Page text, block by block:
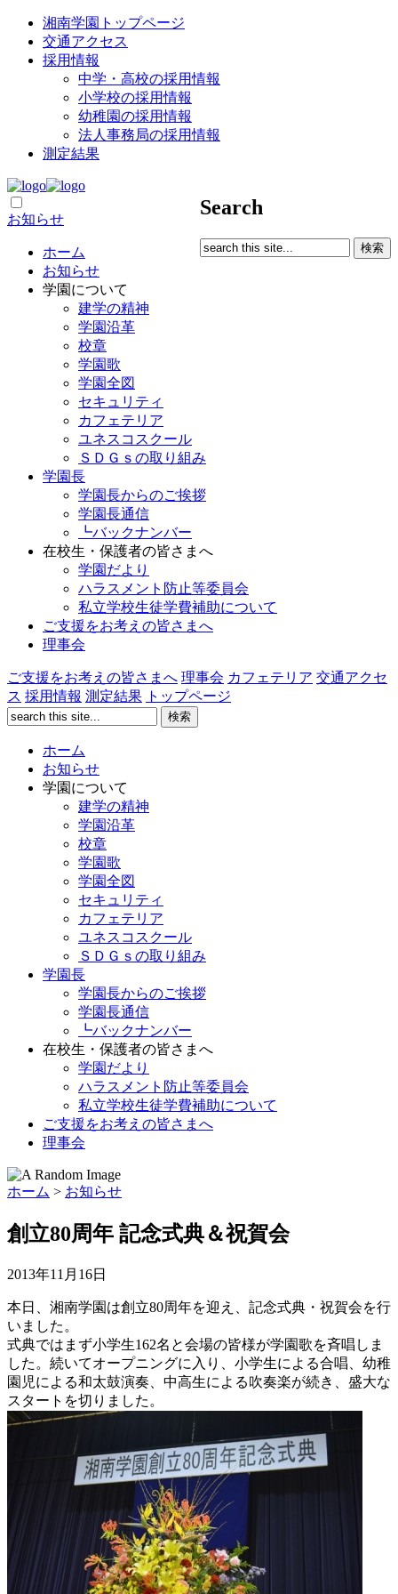
湘南学園トップページ
交通アクセス
採用情報
中学・高校の採用情報
小学校の採用情報
幼稚園の採用情報
法人事務局の採用情報
測定結果
Search
お知らせ
ホーム
お知らせ
学園について
建学の精神
学園沿革
校章
学園歌
学園全図
セキュリティ
カフェテリア
ユネスコスクール
ＳＤＧｓの取り組み
学園長
学園長からのご挨拶
学園長通信
┗バックナンバー
在校生・保護者の皆さまへ
学園だより
ハラスメント防止等委員会
私立学校生徒学費補助について
ご支援をお考えの皆さまへ
理事会
ご支援をお考えの皆さまへ 理事会 カフェテリア 交通アクセ
ス 採用情報 測定結果 トップページ
ホーム
お知らせ
学園について
建学の精神
学園沿革
校章
学園歌
学園全図
セキュリティ
カフェテリア
ユネスコスクール
ＳＤＧｓの取り組み
学園長
学園長からのご挨拶
学園長通信
┗バックナンバー
在校生・保護者の皆さまへ
学園だより
ハラスメント防止等委員会
私立学校生徒学費補助について
ご支援をお考えの皆さまへ
理事会
ホーム > お知らせ
創立80周年 記念式典＆祝賀会
2013年11月16日
本日、湘南学園は創立80周年を迎え、記念式典・祝賀会を行
いました。
式典ではまず小学生162名と会場の皆様が学園歌を斉唱しま
した。続いてオープニングに入り、小学生による合唱、幼稚
園児による和太鼓演奏、中高生による吹奏楽が続き、盛大な
スタートを切りました。